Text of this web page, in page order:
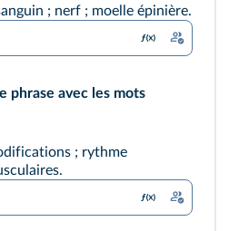
; nerf ; moelle épinière.
phrase avec les mots
; rythme